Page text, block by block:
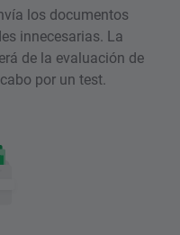
los documentos
innecesarias. La
de la evaluación de
por un test.